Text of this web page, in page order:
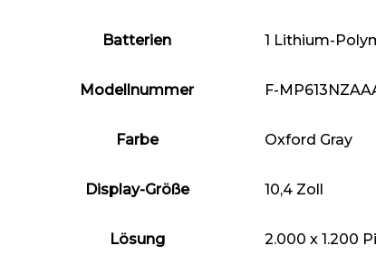
Batterien ‎1 Lithium-
Modellnummer ‎F-
Farbe ‎Oxford Gray
Display-Größe ‎10,4 Zoll
Lösung ‎2.000 x 1.200